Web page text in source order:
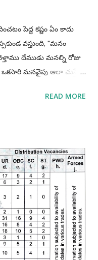
పెద్ద కష్టం ఏం కాదు
వస్తుంది, "మనం
దేముడు మనల్ని రోజు
మనవైపు ఆలా చుస్తే
మనం పాస్ అయితే చాలు
అప్లై చేస్తాను ఇక
అవకాశములు 90%
అనే పరీక్షా రాయండి
ఒక్కటి గుర్తుంచుకోండి
( govt quarters )
చదవాలి ఎలా చదవాలి ?
READ MORE